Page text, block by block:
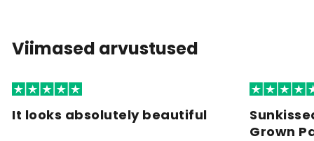
Viimased arvustused
It looks absolutely beautiful
Grown